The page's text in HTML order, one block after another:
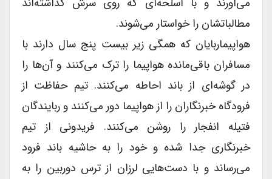
مطالباتشان را خواستار می‌شوند.
هواپیماربایان که همگى زیر بیست پنج سال دارند با
مسافران باقی‌مانده هواپیما را ترک می‌کنند و آن‌ها را
در گوشه‌ای از باند احاطه می‌کنند. تیم حفاظت از
فرودگاه خبرنگاران را از هواپیما دور می‌کنند و ربایندگان
فتیله انفجار را روشن می‌کنند. فریدونى از تیم
خبرنگارى جدا شده و خود را به حاشیه باند فرود
می‌رساند و با دست‌هایی لرزان از ترس دوربین را به